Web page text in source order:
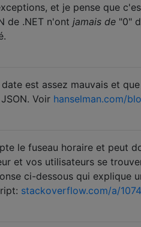
et je pense que
de .NET n'ont jamais de "0"
est assez mauvais et
Voir hanselman.com/
le fuseau horaire et peut
et vos utilisateurs se
ci-dessous qui explique
stackoverflow.com/a/